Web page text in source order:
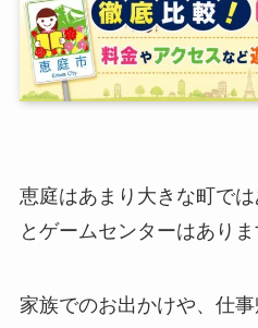
恵庭はあまり大きな町で
とゲームセンターはありま
家族でのお出かけや、仕